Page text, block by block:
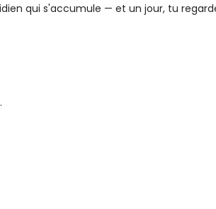
qui s'accumule — et un jour, tu